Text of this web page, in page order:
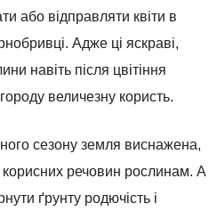
або відправляти квіти в
Адже ці яскраві,
навіть після цвітіння
величезну користь.
сезону земля виснажена,
речовин рослинам. А
ґрунту родючість і